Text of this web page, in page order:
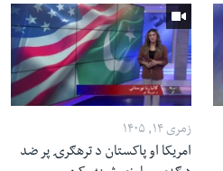
زمری ۱۴, ۱۴۰۵
امریکا او پاکستان د ترهګرۍ پر ضد